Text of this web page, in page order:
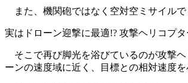
また、機関砲ではなく空対空ミサイルで
実はドローン迎撃に最適!? 攻撃ヘリコプ
そこで再び脚光を浴びているのが攻撃ヘ
ーンの速度域に近く、目標との相対速度